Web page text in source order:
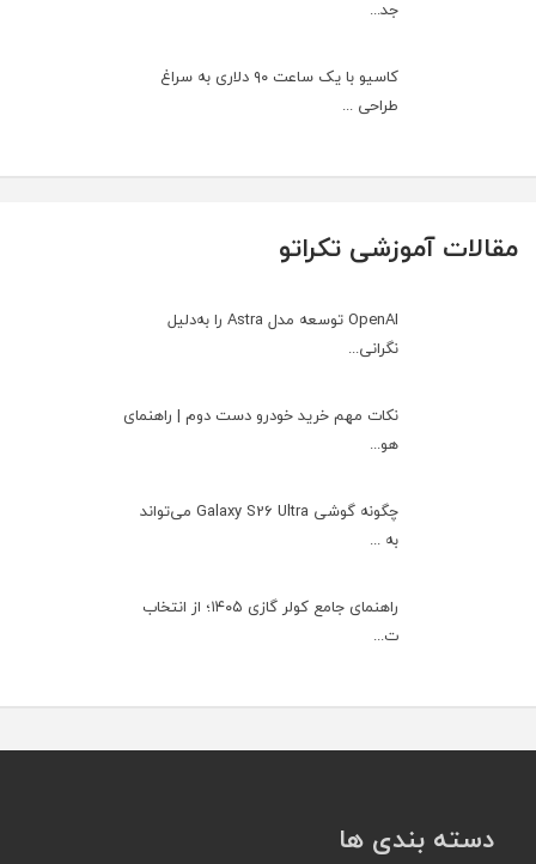
جد...
کاسیو با یک ساعت ۹۰ دلاری به سراغ
طراحی ...
مقالات آموزشی تکراتو
OpenAI توسعه مدل Astra را به‌دلیل
نگرانی...
نکات مهم خرید خودرو دست دوم | راهنمای
هو...
چگونه گوشی Galaxy S26 Ultra می‌تواند
به ...
راهنمای جامع کولر گازی ۱۴۰۵؛ از انتخاب
ت...
دسته بندی ها